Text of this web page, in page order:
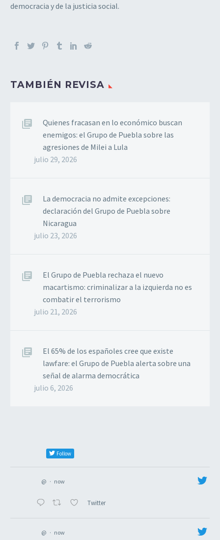
democracia y de la justicia social.
TAMBIÉN REVISA
Quienes fracasan en lo económico buscan
enemigos: el Grupo de Puebla sobre las
agresiones de Milei a Lula
julio 29, 2026
La democracia no admite excepciones:
declaración del Grupo de Puebla sobre
Nicaragua
julio 23, 2026
El Grupo de Puebla rechaza el nuevo
macartismo: criminalizar a la izquierda no es
combatir el terrorismo
julio 21, 2026
El 65% de los españoles cree que existe
lawfare: el Grupo de Puebla alerta sobre una
señal de alarma democrática
julio 6, 2026
Follow
@ · now
Twitter
@ · now